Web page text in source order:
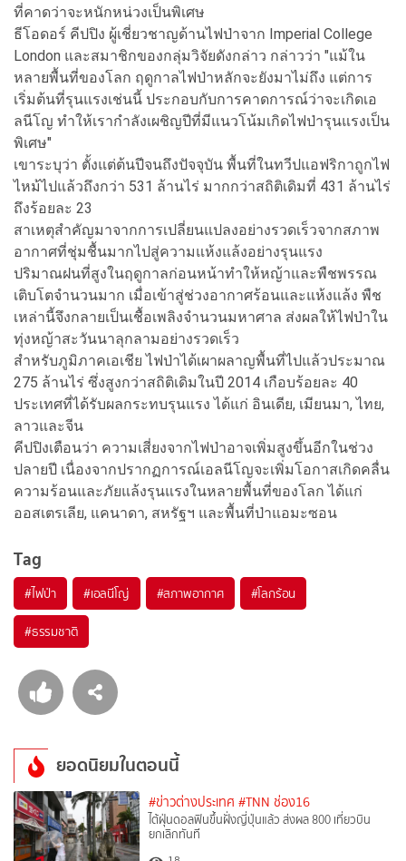
ที่คาดว่าจะหนักหน่วงเป็นพิเศษ
ธีโอดอร์ คีปปิง ผู้เชี่ยวชาญด้านไฟป่าจาก Imperial College
London และสมาชิกของกลุ่มวิจัยดังกล่าว กล่าวว่า "แม้ใน
หลายพื้นที่ของโลก ฤดูกาลไฟป่าหลักจะยังมาไม่ถึง แต่การ
เริ่มต้นที่รุนแรงเช่นนี้ ประกอบกับการคาดการณ์ว่าจะเกิดเอ
ลนีโญ ทำให้เรากำลังเผชิญปีที่มีแนวโน้มเกิดไฟป่ารุนแรงเป็น
พิเศษ"
เขาระบุว่า ตั้งแต่ต้นปีจนถึงปัจจุบัน พื้นที่ในทวีปแอฟริกาถูกไฟ
ไหม้ไปแล้วถึงกว่า 531 ล้านไร่ มากกว่าสถิติเดิมที่ 431 ล้านไร่
ถึงร้อยละ 23
สาเหตุสำคัญมาจากการเปลี่ยนแปลงอย่างรวดเร็วจากสภาพ
อากาศที่ชุ่มชื้นมากไปสู่ความแห้งแล้งอย่างรุนแรง
ปริมาณฝนที่สูงในฤดูกาลก่อนหน้าทำให้หญ้าและพืชพรรณ
เติบโตจำนวนมาก เมื่อเข้าสู่ช่วงอากาศร้อนและแห้งแล้ง พืช
เหล่านี้จึงกลายเป็นเชื้อเพลิงจำนวนมหาศาล ส่งผลให้ไฟป่าใน
ทุ่งหญ้าสะวันนาลุกลามอย่างรวดเร็ว
สำหรับภูมิภาคเอเชีย ไฟป่าได้เผาผลาญพื้นที่ไปแล้วประมาณ
275 ล้านไร่ ซึ่งสูงกว่าสถิติเดิมในปี 2014 เกือบร้อยละ 40
ประเทศที่ได้รับผลกระทบรุนแรง ได้แก่ อินเดีย, เมียนมา, ไทย,
ลาวและจีน
คีปปิงเตือนว่า ความเสี่ยงจากไฟป่าอาจเพิ่มสูงขึ้นอีกในช่วง
ปลายปี เนื่องจากปรากฏการณ์เอลนีโญจะเพิ่มโอกาสเกิดคลื่น
ความร้อนและภัยแล้งรุนแรงในหลายพื้นที่ของโลก ได้แก่
ออสเตรเลีย, แคนาดา, สหรัฐฯ และพื้นที่ป่าแอมะซอน
Tag
#ไฟป่า #เอลนีโญ่ #สภาพอากาศ #โลกร้อน
#ธรรมชาติ
ยอดนิยมในตอนนี้
#ข่าวต่างประเทศ #TNN ช่อง16
ไต้ฝุ่นดอลฟินขึ้นฝั่งญี่ปุ่นแล้ว ส่งผล 800 เที่ยวบิน
ยกเลิกทันที